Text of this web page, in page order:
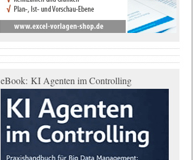
eBook: KI Agenten im Controlling